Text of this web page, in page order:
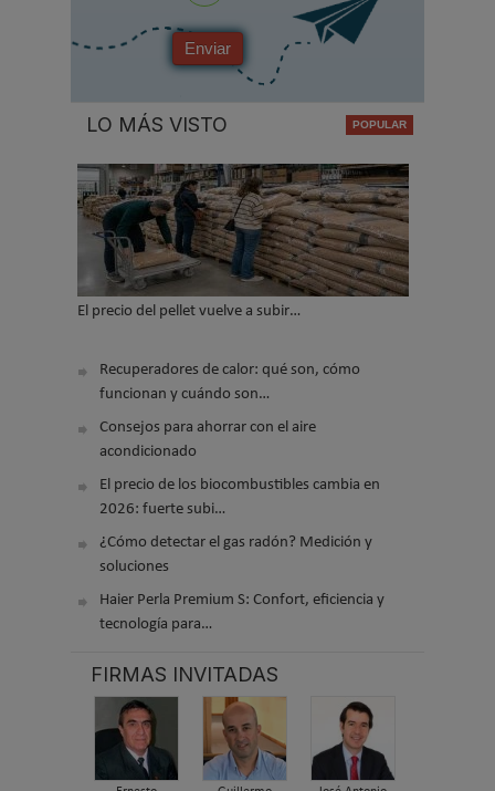
Enviar
LO MÁS VISTO
El precio del pellet vuelve a subir…
Recuperadores de calor: qué son, cómo
funcionan y cuándo son…
Consejos para ahorrar con el aire
acondicionado
El precio de los biocombustibles cambia en
2026: fuerte subi…
¿Cómo detectar el gas radón? Medición y
soluciones
Haier Perla Premium S: Confort, eficiencia y
tecnología para…
FIRMAS INVITADAS